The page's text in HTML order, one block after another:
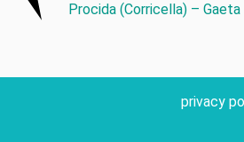
Procida (Corricella) – Gaeta
privacy